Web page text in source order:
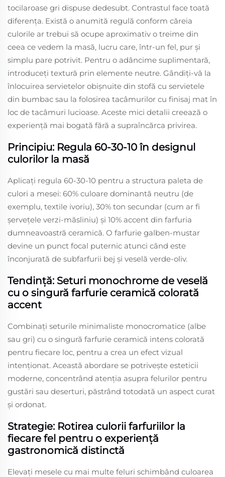
tocilaroase gri dispuse dedesubt. Contrastul face toată
diferența. Există o anumită regulă conform căreia
culorile ar trebui să ocupe aproximativ o treime din
ceea ce vedem la masă, lucru care, într-un fel, pur și
simplu pare potrivit. Pentru o adâncime suplimentară,
introduceți textură prin elemente neutre. Gândiți-vă la
înlocuirea servietelor obișnuite din stofă cu servietele
din bumbac sau la folosirea tacâmurilor cu finisaj mat în
loc de tacâmuri lucioase. Aceste mici detalii creează o
experiență mai bogată fără a supraîncărca privirea.
Principiu: Regula 60-30-10 în designul
culorilor la masă
Aplicați regula 60-30-10 pentru a structura paleta de
culori a mesei: 60% culoare dominantă neutru (de
exemplu, textile ivoriu), 30% ton secundar (cum ar fi
șervețele verzi-măsliniu) și 10% accent din farfuria
dumneavoastră ceramică. O farfurie galben-mustar
devine un punct focal puternic atunci când este
înconjurată de subfarfurii bej și veselă verde-oliv.
Tendință: Seturi monochrome de veselă
cu o singură farfurie ceramică colorată
accent
Combinați seturile minimaliste monocromatice (albe
sau gri) cu o singură farfurie ceramică intens colorată
pentru fiecare loc, pentru a crea un efect vizual
intenționat. Această abordare se potrivește esteticii
moderne, concentrând atenția asupra felurilor pentru
gustări sau deserturi, păstrând totodată un aspect curat
și ordonat.
Strategie: Rotirea culorii farfuriilor la
fiecare fel pentru o experiență
gastronomică distinctă
Elevați mesele cu mai multe feluri schimbând culoarea